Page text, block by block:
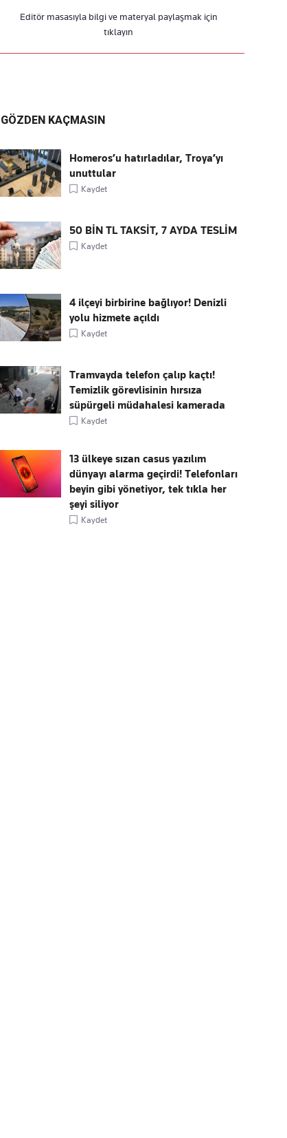
Editör masasıyla bilgi ve materyal paylaşmak için
tıklayın
GÖZDEN KAÇMASIN
Homeros’u hatırladılar, Troya’yı
unuttular
Kaydet
50 BİN TL TAKSİT, 7 AYDA TESLİM
Kaydet
4 ilçeyi birbirine bağlıyor! Denizli
yolu hizmete açıldı
Kaydet
Tramvayda telefon çalıp kaçtı!
Temizlik görevlisinin hırsıza
süpürgeli müdahalesi kamerada
Kaydet
13 ülkeye sızan casus yazılım
dünyayı alarma geçirdi! Telefonları
beyin gibi yönetiyor, tek tıkla her
şeyi siliyor
Kaydet